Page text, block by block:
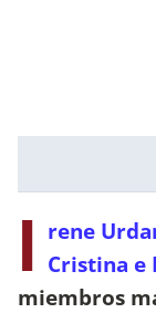
I rene
Cristina e
miembros